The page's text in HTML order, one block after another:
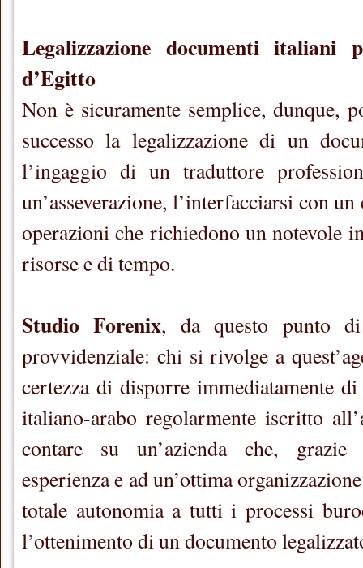
Legalizzazione documenti italiani
d’Egitto
Non è sicuramente semplice, dunque,
successo la legalizzazione di un
l’ingaggio di un traduttore
un’asseverazione, l’interfacciarsi con
operazioni che richiedono un notevole
risorse e di tempo.
Studio Forenix, da questo punto
provvidenziale: chi si rivolge a
certezza di disporre immediatamente
italiano-arabo regolarmente iscritto
contare su un’azienda che,
esperienza e ad un’ottima
totale autonomia a tutti i processi
l’ottenimento di un documento